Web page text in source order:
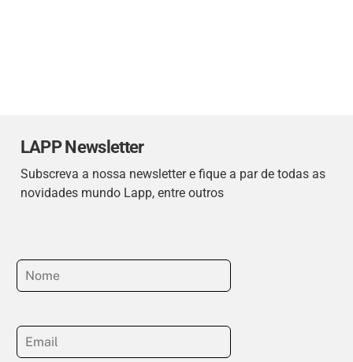
LAPP Newsletter
Subscreva a nossa newsletter e fique a par de todas as
novidades mundo Lapp, entre outros